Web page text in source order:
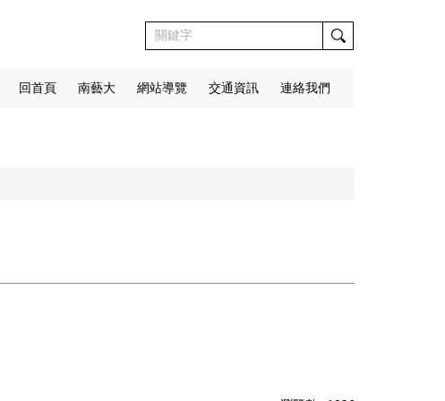
回首頁 南藝大 網站導覽 交通資訊 連絡我們